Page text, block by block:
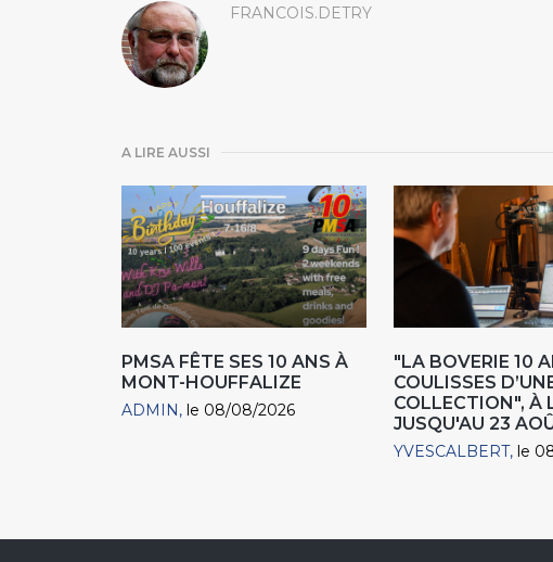
FRANCOIS.DETRY
A LIRE AUSSI
PMSA FÊTE SES 10 ANS À
MONT-HOUFFALIZE
ADMIN le 08/08/2026
"LA BOVERIE 10
COULISSES
COLLECTION", À
JUSQU'AU 23
YVESCALBERT le